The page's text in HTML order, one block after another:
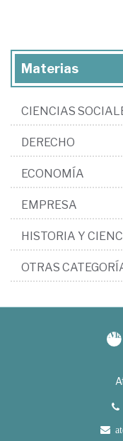
Materias
CIENCIAS
DERECHO
ECONOMÍA
EMPRESA
HISTORIA Y
OTRAS